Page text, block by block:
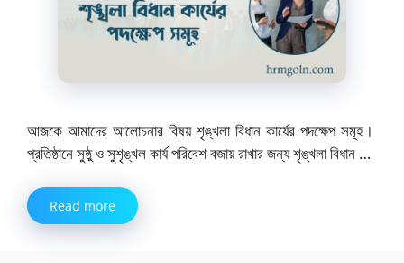
আজকে আমাদের আলোচনার বিষয় শৃঙ্খলা বিধান কার্যের পদক্ষেপ সমূহ।
প্রতিষ্ঠানে সুষ্ঠু ও সুশৃঙ্খল কার্য পরিবেশ বজায় রাখার জন্য শৃঙ্খলা বিধান …
Read more